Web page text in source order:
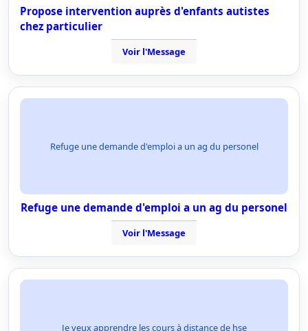
Propose intervention auprès d'enfants autistes
chez particulier
Voir l'Message
Refuge une demande d'emploi a un ag du personel
Refuge une demande d'emploi a un ag du personel
Voir l'Message
Je veux apprendre les cours à distance de hse